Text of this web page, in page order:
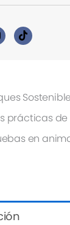
prácticas
en